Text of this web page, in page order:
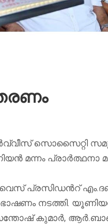
സൊസൈറ്റി
മന്നം പ്രാർത്ഥനാ
പ്രസിഡൻറ്
നടത്തി.
കുമാർ,